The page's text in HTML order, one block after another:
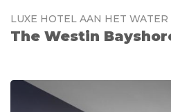
LUXE HOTEL AAN HET WATER
The Westin